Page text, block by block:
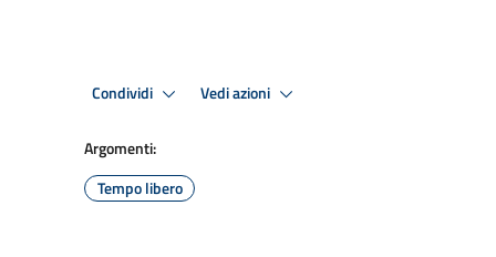
Condividi Vedi azioni
Argomenti:
Tempo libero